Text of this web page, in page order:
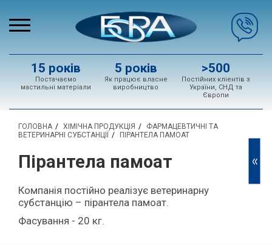
15 років
Постачаємо
мастильні матеріали
5 років
Як працює власне
виробництво
>500
Постійних кліентів з
України, СНД та
Європи
ГОЛОВНА ХІМІЧНА ПРОДУКЦІЯ
ФАРМАЦЕВТИЧНІ ТА
ВЕТЕРИНАРНІ СУБСТАНЦІЇ
ПІРАНТЕЛА ПАМОАТ
Пірантела памоат
Компанія постійно реалізує ветеринарну
субстанцію – пірантела памоат.
Фасування - 20 кг.
<<